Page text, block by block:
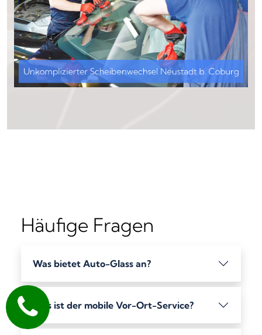
Häufige Fragen
Was bietet Auto-Glass an?
Was ist der mobile Vor-Ort-Service?